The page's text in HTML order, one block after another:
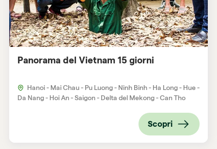
Panorama del Vietnam 15 giorni
Hanoi - Mai Chau - Pu Luong - Ninh Binh - Ha Long - Hue -
Da Nang - Hoi An - Saigon - Delta del Mekong - Can Tho
Scopri